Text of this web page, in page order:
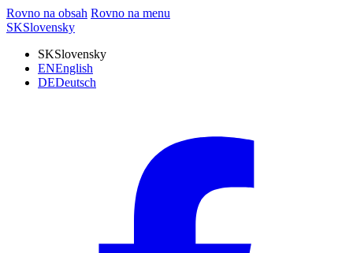
Rovno na obsah Rovno na menu
SKSlovensky
SKSlovensky
ENEnglish
DEDeutsch